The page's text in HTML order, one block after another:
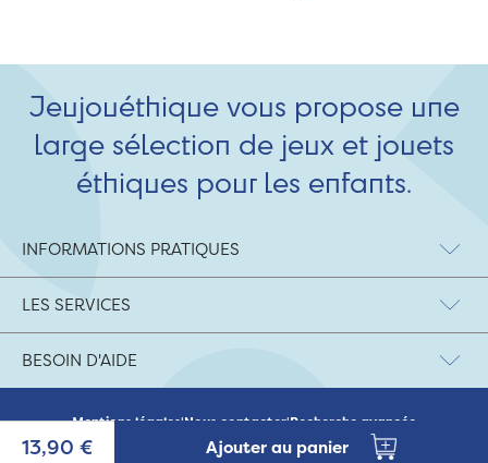
13,90 € Ajouter au panier
Jeujouéthique vous propose une
large sélection de jeux et jouets
éthiques pour les enfants.
INFORMATIONS PRATIQUES
LES SERVICES
BESOIN D'AIDE
Mentions légales|Nous contacter|Recherche avancée
© 2026 Jeujouethique.com - création UX/UI :
Agence Hypersthène